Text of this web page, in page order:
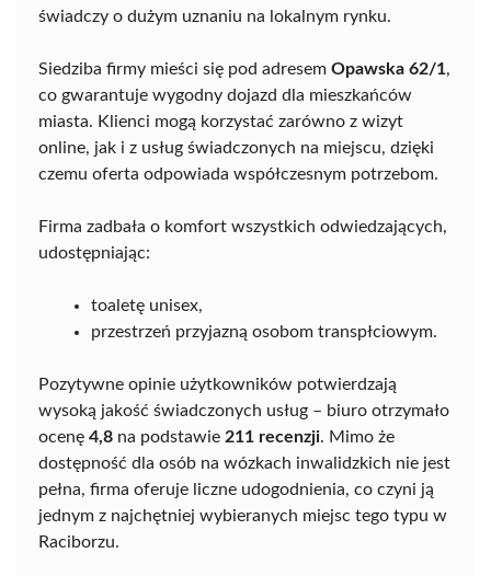
świadczy o dużym uznaniu na lokalnym rynku.
Siedziba firmy mieści się pod adresem Opawska 62/1,
co gwarantuje wygodny dojazd dla mieszkańców
miasta. Klienci mogą korzystać zarówno z wizyt
online, jak i z usług świadczonych na miejscu, dzięki
czemu oferta odpowiada współczesnym potrzebom.
Firma zadbała o komfort wszystkich odwiedzających,
udostępniając:
toaletę unisex,
przestrzeń przyjazną osobom transpłciowym.
Pozytywne opinie użytkowników potwierdzają
wysoką jakość świadczonych usług – biuro otrzymało
ocenę 4,8 na podstawie 211 recenzji. Mimo że
dostępność dla osób na wózkach inwalidzkich nie jest
pełna, firma oferuje liczne udogodnienia, co czyni ją
jednym z najchętniej wybieranych miejsc tego typu w
Raciborzu.